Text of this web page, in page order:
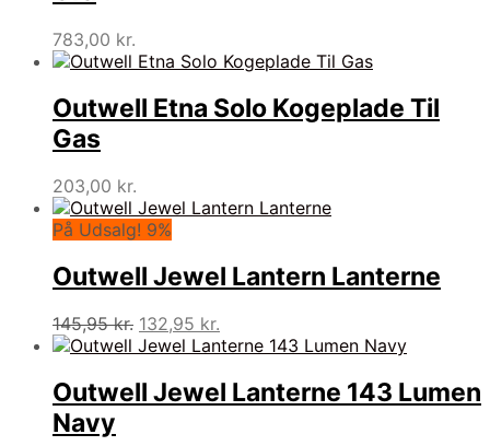
783,00 kr.
Outwell Etna Solo Kogeplade Til
Gas
203,00 kr.
På Udsalg! 9%
Outwell Jewel Lantern Lanterne
145,95kr. Den
oprindelige
var:
145,95 kr..
132,95 kr.
aktuelle
er:
132,95 kr..
Outwell Jewel Lanterne 143 Lumen
Navy